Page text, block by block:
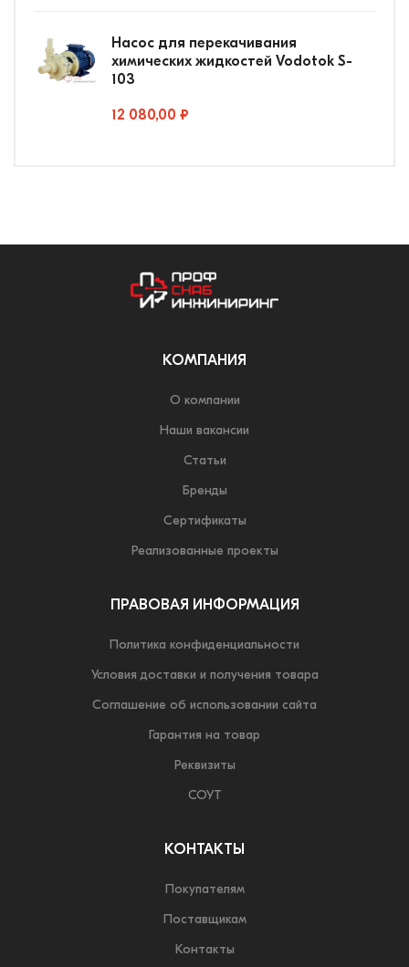
Насос для перекачивания
химических жидкостей Vodotok S-
103
12 080,00 ₽
КОМПАНИЯ
О компании
Наши вакансии
Статьи
Бренды
Сертификаты
Реализованные проекты
ПРАВОВАЯ ИНФОРМАЦИЯ
Политика конфиденциальности
Условия доставки и получения товара
Соглашение об использовании сайта
Гарантия на товар
Реквизиты
СОУТ
КОНТАКТЫ
Покупателям
Поставщикам
Контакты